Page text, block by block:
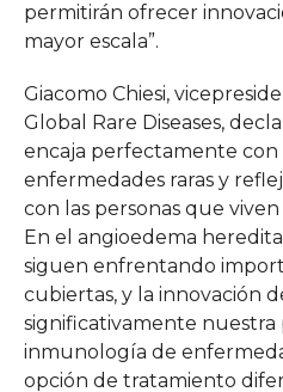
permitirán ofrecer
mayor escala”.
Giacomo Chiesi,
Global Rare Diseases,
encaja perfectamente
enfermedades raras y
con las personas que
En el angioedema
siguen enfrentando
cubiertas, y la innovación
significativamente nuestra
inmunología de
opción de tratamiento